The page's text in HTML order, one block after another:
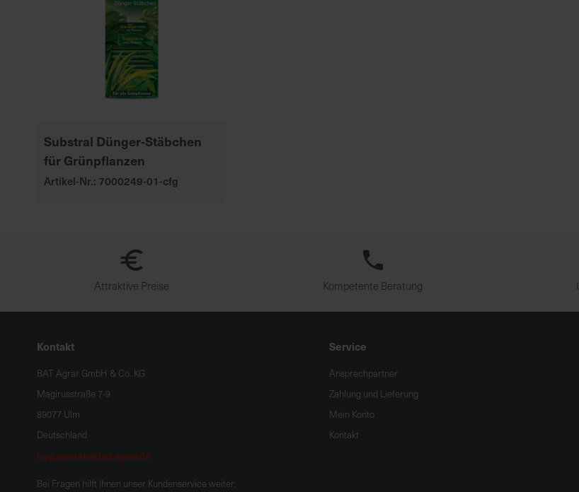
Substral Dünger-Stäbchen
für Grünpflanzen
Artikel-Nr.: 7000249-01-cfg
Attraktive Preise Kompetente Beratung
Kontakt
BAT Agrar GmbH & Co. KG
Magirusstraße 7-9
89077 Ulm
Deutschland
hug.zentrale@bat-agrar.de
Bei Fragen hilft Ihnen unser Kundenservice weiter:
Service
Ansprechpartner
Zahlung und Lieferung
Mein Konto
Kontakt